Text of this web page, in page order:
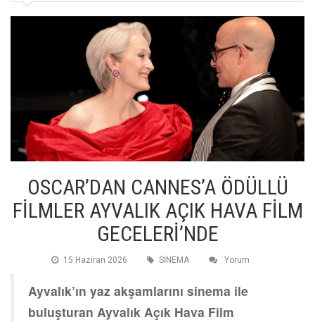
OSCAR’DAN CANNES’A ÖDÜLLÜ
FİLMLER AYVALIK AÇIK HAVA FİLM
GECELERİ’NDE
15 Haziran 2026 SİNEMA Yorum
Ayvalık’ın yaz akşamlarını sinema ile
buluşturan Ayvalık Açık Hava Film